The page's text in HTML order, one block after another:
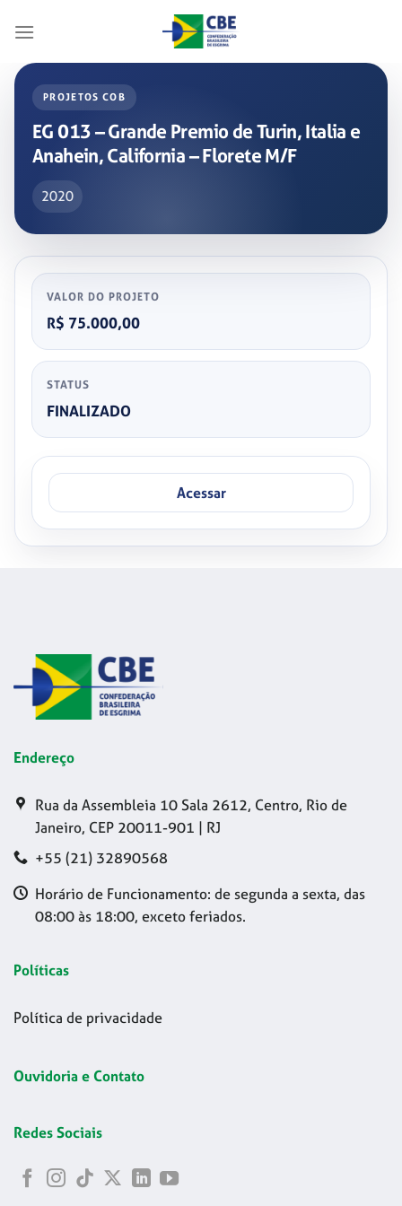
PROJETOS COB
EG 013 – Grande Premio de Turin, Italia e
Anahein, California – Florete M/F
2020
VALOR DO PROJETO
R$ 75.000,00
STATUS
FINALIZADO
Acessar
Endereço
Rua da Assembleia 10 Sala 2612, Centro, Rio de
Janeiro, CEP 20011-901 | RJ
+55 (21) 32890568
Horário de Funcionamento: de segunda a sexta, das
08:00 às 18:00, exceto feriados.
Políticas
Política de privacidade
Ouvidoria e Contato
Redes Sociais